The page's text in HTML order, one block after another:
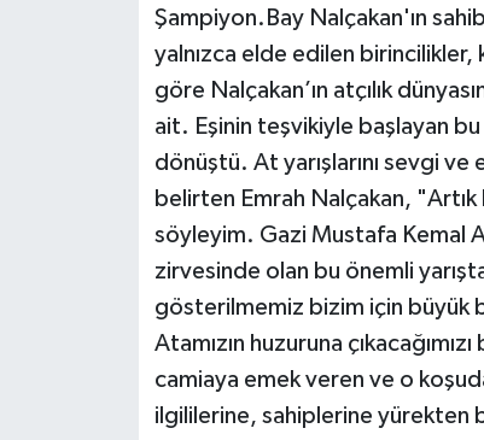
Şampiyon.Bay Nalçakan'ın
yalnızca elde edilen birincilikler,
göre Nalçakan’ın atçılık
ait. Eşinin teşvikiyle başlayan
dönüştü. At yarışlarını sevgi
belirten Emrah Nalçakan,
söyleyim. Gazi Mustafa Kemal
zirvesinde olan bu önemli
gösterilmemiz bizim için büyük
Atamızın huzuruna
camiaya emek veren ve o
ilgililerine, sahiplerine yürekten